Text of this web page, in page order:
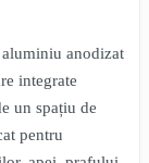
anodizat
integrate
un spațiu de
pentru